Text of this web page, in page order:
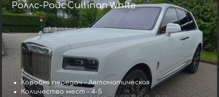
Роллс-Ройс Cullinan White
Коробка передач – Автоматическая
Количество мест – 4-5